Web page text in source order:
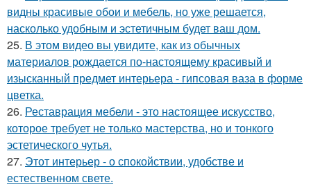
видны красивые обои и мебель, но уже решается,
насколько удобным и эстетичным будет ваш дом.
25. В этом видео вы увидите, как из обычных
материалов рождается по-настоящему красивый и
изысканный предмет интерьера - гипсовая ваза в форме
цветка.
26. Реставрация мебели - это настоящее искусство,
которое требует не только мастерства, но и тонкого
эстетического чутья.
27. Этот интерьер - о спокойствии, удобстве и
естественном свете.